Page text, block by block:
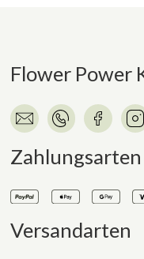
Flower Power
Zahlungsarten
Versandarten